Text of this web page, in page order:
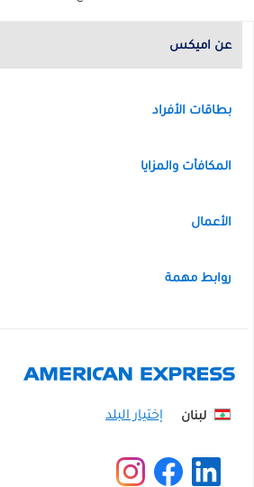
عن اميكس
بطاقات الأفراد
المكافأت والمزايا
الأعمال
روابط مهمة
لبنان